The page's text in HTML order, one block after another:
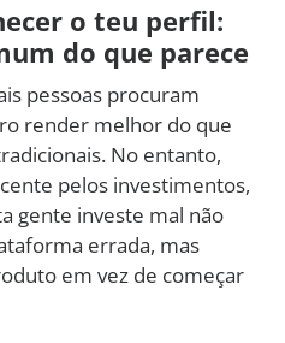
o teu perfil:
do que parece
pessoas procuram
render melhor do que
No entanto,
pelos investimentos,
gente investe mal não
errada, mas
em vez de começar